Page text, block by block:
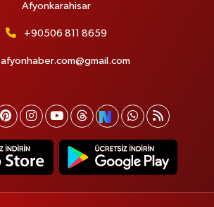
Afyonkarahisar
+90506 811 8659
afyonhaber.com@gmail.com